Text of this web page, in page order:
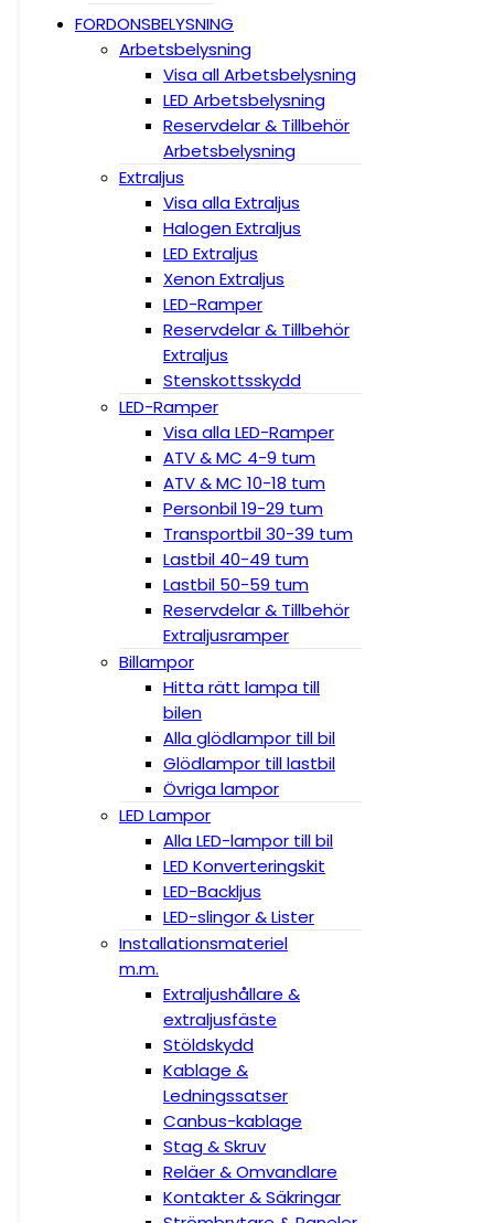
FORDONSBELYSNING
Arbetsbelysning
Visa all Arbetsbelysning
LED Arbetsbelysning
Reservdelar & Tillbehör
Arbetsbelysning
Extraljus
Visa alla Extraljus
Halogen Extraljus
LED Extraljus
Xenon Extraljus
LED-Ramper
Reservdelar & Tillbehör
Extraljus
Stenskottsskydd
LED-Ramper
Visa alla LED-Ramper
ATV & MC 4-9 tum
ATV & MC 10-18 tum
Personbil 19-29 tum
Transportbil 30-39 tum
Lastbil 40-49 tum
Lastbil 50-59 tum
Reservdelar & Tillbehör
Extraljusramper
Billampor
Hitta rätt lampa till
bilen
Alla glödlampor till bil
Glödlampor till lastbil
Övriga lampor
LED Lampor
Alla LED-lampor till bil
LED Konverteringskit
LED-Backljus
LED-slingor & Lister
Installationsmateriel
m.m.
Extraljushållare &
extraljusfäste
Stöldskydd
Kablage &
Ledningssatser
Canbus-kablage
Stag & Skruv
Reläer & Omvandlare
Kontakter & Säkringar